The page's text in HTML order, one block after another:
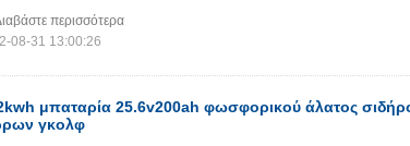
περισσότερα
08-31 13:00:26
μπαταρία 25.6v200ah φωσφορικού άλατος
γκολφ